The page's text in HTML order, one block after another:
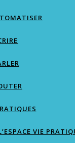
VIE